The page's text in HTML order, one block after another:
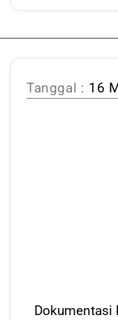
Tanggal : 16
Dokumentasi